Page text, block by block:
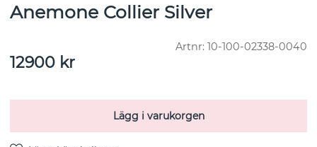
Anemone Collier Silver
Artnr: 10-100-02338-0040
12900 kr
Lägg i varukorgen